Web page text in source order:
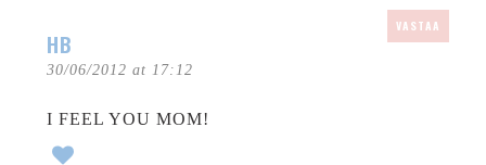
HB
30/06/2012 at 17:12
VASTAA
I FEEL YOU MOM!